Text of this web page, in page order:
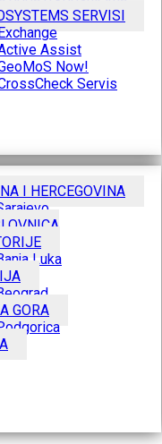
SERVISI
Assist
Now!
Servis
I HERCEGOVINA
Luka
GORA